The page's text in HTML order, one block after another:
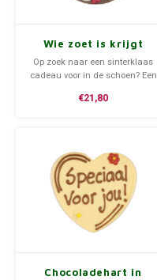
Wie zoet is krijgt
lekkers - Rond
chocoladeplakkaat
Op zoek naar een sinterklaas
cadeau voor in de schoen? Een
Coco zal de ontvanger goed
€21,80
Chocoladehart in